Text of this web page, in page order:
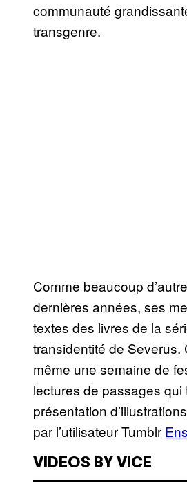
communauté
transgenre.
Comme beaucoup
dernières années, ses
textes des livres de la
transidentité de Severus.
même une semaine de
lectures de passages
présentation
par l’utilisateur Tumblr
VIDEOS BY VICE